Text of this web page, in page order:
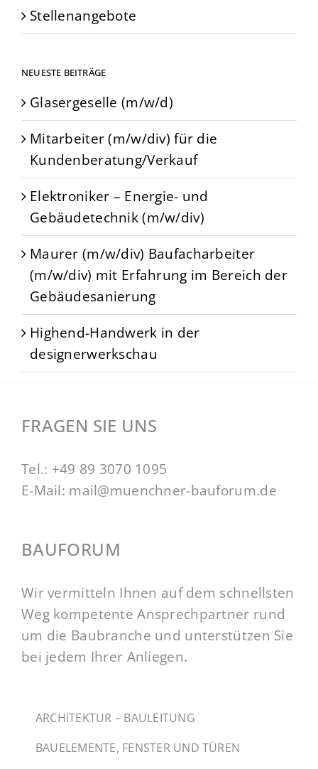
Stellenangebote
NEUESTE BEITRÄGE
Glasergeselle (m/w/d)
Mitarbeiter (m/w/div) für die
Kundenberatung/Verkauf
Elektroniker – Energie- und
Gebäudetechnik (m/w/div)
Maurer (m/w/div) Baufacharbeiter
(m/w/div) mit Erfahrung im Bereich der
Gebäudesanierung
Highend-Handwerk in der
designerwerkschau
FRAGEN SIE UNS
Tel.: +49 89 3070 1095
E-Mail: mail@muenchner-bauforum.de
BAUFORUM
Wir vermitteln Ihnen auf dem schnellsten
Weg kompetente Ansprechpartner rund
um die Baubranche und unterstützen Sie
bei jedem Ihrer Anliegen.
ARCHITEKTUR – BAULEITUNG
BAUELEMENTE, FENSTER UND TÜREN